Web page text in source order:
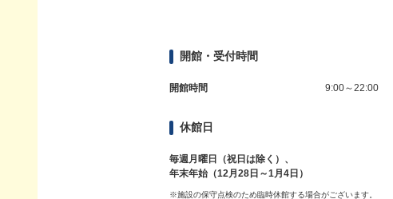
開館・受付時間
開館時間 9:00～22:00
休館日
毎週月曜日（祝日は除く）、
年末年始（12月28日～1月4日）
※施設の保守点検のため臨時休館する場合がございます。